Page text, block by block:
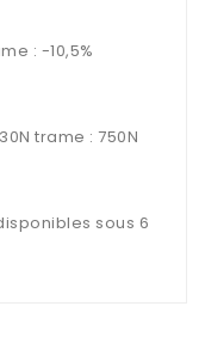
: -10,5%
N trame : ​ ​750N
sous 6